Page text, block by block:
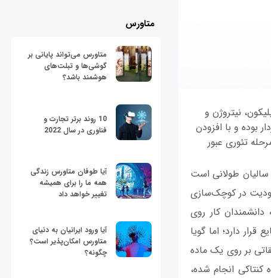
نیتروژن و
بوده و با افزودن
تئوری عبور
طولانی است
در کوچک‌سازی
کار روی
دارد؛ اما گویا
بر روی یک ماده
کنتاکی انجام شده،
متاورس
متاورس می‌تواند پایانی بر
گوشی‌ها و تبلت‌های
هوشمند باشد؟
10 روند برتر تجارت و
فناوری در سال 2022
آیا طوفان متاورس زندگی
همه ما را برای همیشه
تغییر خواهد داد
آیا ورود ایرانیان به دنیای
متاورس امکان‌پذیر است؟
چگونه؟